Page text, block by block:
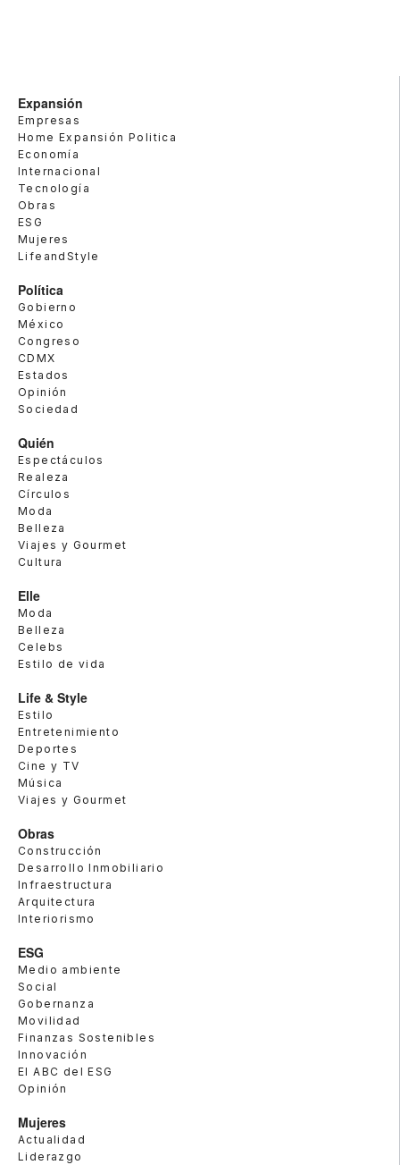
Expansión
Empresas
Home Expansión Politica
Economía
Internacional
Tecnología
Obras
ESG
Mujeres
LifeandStyle
Política
Gobierno
México
Congreso
CDMX
Estados
Opinión
Sociedad
Quién
Espectáculos
Realeza
Círculos
Moda
Belleza
Viajes y Gourmet
Cultura
Elle
Moda
Belleza
Celebs
Estilo de vida
Life & Style
Estilo
Entretenimiento
Deportes
Cine y TV
Música
Viajes y Gourmet
Obras
Construcción
Desarrollo Inmobiliario
Infraestructura
Arquitectura
Interiorismo
ESG
Medio ambiente
Social
Gobernanza
Movilidad
Finanzas Sostenibles
Innovación
El ABC del ESG
Opinión
Mujeres
Actualidad
Liderazgo